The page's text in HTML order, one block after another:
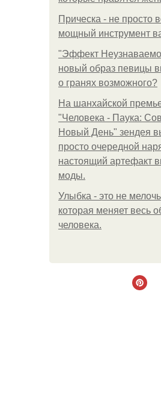
Прическа - не просто
мощный инструмент
"Эффект
новый образ певицы
о гранях возможного?
На шанхайской
"Человека - Паука:
Новый День" зендея
просто очередной
настоящий артефакт
моды.
Улыбка - это не
которая меняет весь
человека.